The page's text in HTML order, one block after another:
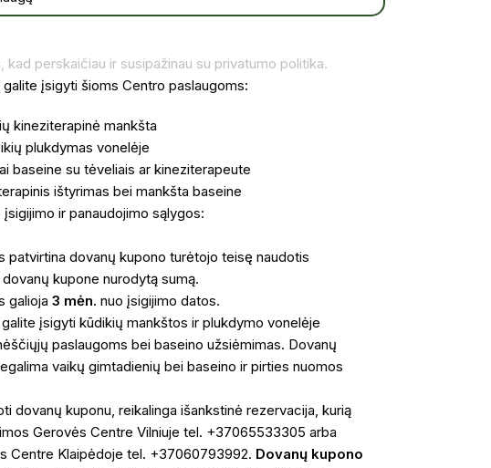
kad perskaičiau ir susipažinau su privatumo politika.
galite įsigyti šioms Centro paslaugoms:
kineziterapinė mankšta
plukdymas vonelėje
baseine su tėveliais ar kineziterapeute
ištyrimas bei mankšta baseine
ir panaudojimo sąlygos:
patvirtina dovanų kupono turėtojo teisę naudotis
kupone nurodytą sumą.
galioja 3 mėn. nuo įsigijimo datos.
įsigyti kūdikių mankštos ir plukdymo vonelėje
paslaugoms bei baseino užsiėmimas. Dovanų
vaikų gimtadienių bei baseino ir pirties nuomos
dovanų kuponu, reikalinga išankstinė rezervacija, kurią
Gerovės Centre Vilniuje tel. +37065533305 arba
Centre Klaipėdoje tel. +37060793992. Dovanų kupono